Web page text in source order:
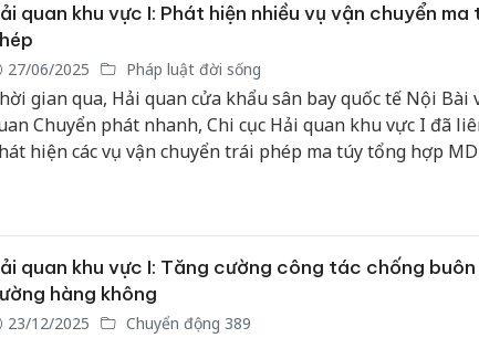
quan khu vực I: Phát hiện nhiều vụ vận chuyển
27/06/2025 Pháp luật đời sống
gian qua, Hải quan cửa khẩu sân bay quốc tế Nội Bài
Chuyển phát nhanh, Chi cục Hải quan khu vực I đã
hiện các vụ vận chuyển trái phép ma túy tổng hợp
quan khu vực I: Tăng cường công tác chống
hàng không
23/12/2025 Chuyển động 389